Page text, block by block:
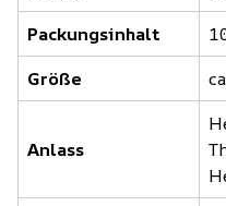
Packungsinhalt
Größe
Anlass